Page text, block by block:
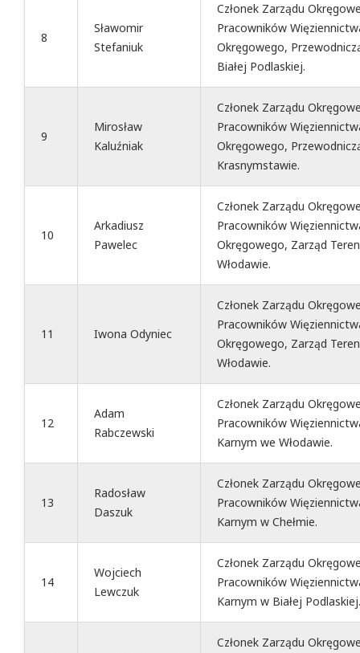
8
Sławomir
Stefaniuk
Członek Zarządu
Pracowników
Okręgowego,
Białej Podlaskiej.
9
Mirosław
Kaluźniak
Członek Zarządu
Pracowników
Okręgowego,
Krasnymstawie.
10
Arkadiusz
Pawelec
Członek Zarządu
Pracowników
Okręgowego, Zarząd
Włodawie.
11 Iwona Odyniec
Członek Zarządu
Pracowników
Okręgowego, Zarząd
Włodawie.
12
Adam
Rabczewski
Członek Zarządu
Pracowników
Karnym we Włodawie.
13
Radosław
Daszuk
Członek Zarządu
Pracowników
Karnym w Chełmie.
14
Wojciech
Lewczuk
Członek Zarządu
Pracowników
Karnym w Białej Podlaskiej.
Członek Zarządu